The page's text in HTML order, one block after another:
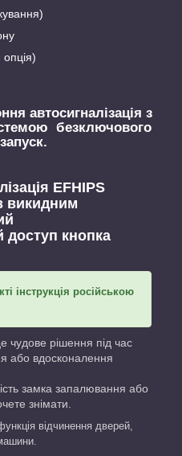
EFHIPS
викидним
доступ кнопка
інструкція російською
чудове рішення під час
або вдосконалення
замка запалювання або
знімати.
відчинення дверей,
автосигналізація з
безключового